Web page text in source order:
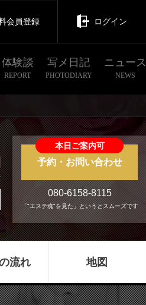
会員登録 ログイン
体験談
REPORT
写メ日記
PHOTODIARY
ニュース
NEWS
本日ご案内可
予約・お問い合わせ
080-6158-8115
「"エステ魂"を見た」というとスムーズです
流れ 地図